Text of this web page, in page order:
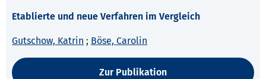
Etablierte und neue Verfahren im Vergleich
Gutschow, Katrin ; Böse, Carolin
Zur Publikation